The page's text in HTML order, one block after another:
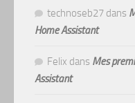
technoseb27 dans
Home Assistant
Felix dans Mes
Assistant